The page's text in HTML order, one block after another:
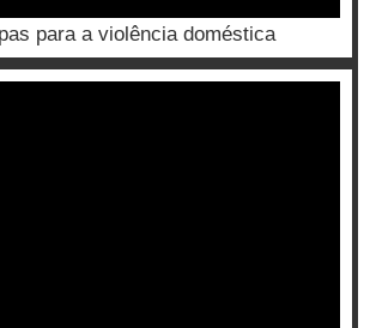
para a violência doméstica